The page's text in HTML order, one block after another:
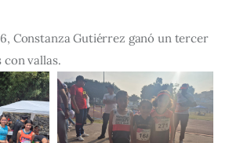
Constanza Gutiérrez ganó un tercer
vallas.